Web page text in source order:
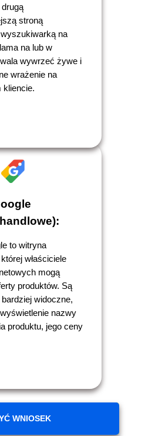
to witryna
właściciele
mogą
produktów. Są
widoczne,
nazwy
produktu, jego ceny
drugą
stroną
na
na lub w
wywrzeć żywe i
wrażenie na
kliencie.
WNIOSEK